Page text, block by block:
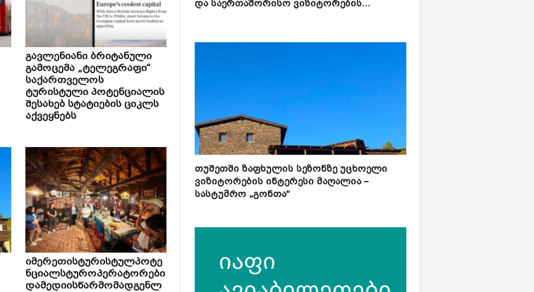
გავლენიანი ბრიტანული
გამოცემა „ტელეგრაფი“
საქართველოს
ტურისტული პოტენციალის
შესახებ სტატიების ციკლს
აქვეყნებს
იმერეთისტურისტულპოტე
ნციალსტუროპერატორები
დამედიისწარმომადგენლ
და საერთაშორისო ვიზიტორების...
თუშეთში ზაფხულის სეზონზე უცხოელი
ვიზიტორების ინტერესი მაღალია –
სასტუმრო „გონთა“